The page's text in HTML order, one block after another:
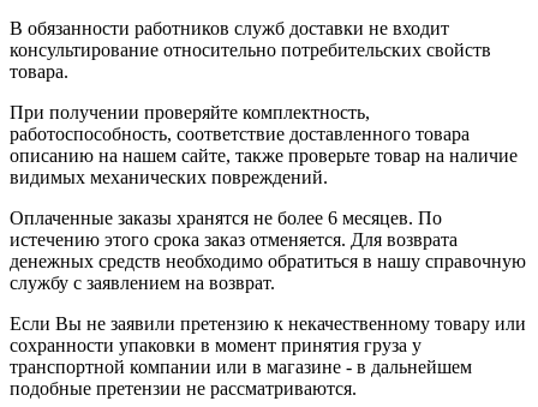
В обязанности работников служб доставки не входит
консультирование относительно потребительских свойств
товара.
При получении проверяйте комплектность,
работоспособность, соответствие доставленного товара
описанию на нашем сайте, также проверьте товар на наличие
видимых механических повреждений.
Оплаченные заказы хранятся не более 6 месяцев. По
истечению этого срока заказ отменяется. Для возврата
денежных средств необходимо обратиться в нашу справочную
службу с заявлением на возврат.
Если Вы не заявили претензию к некачественному товару или
сохранности упаковки в момент принятия груза у
транспортной компании или в магазине - в дальнейшем
подобные претензии не рассматриваются.